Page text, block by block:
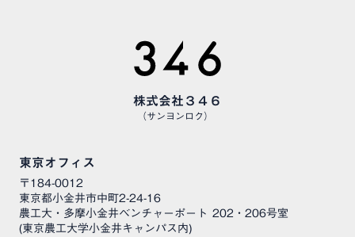
株式会社３４６
（サンヨンロク）
東京オフィス
〒184-0012
東京都小金井市中町2-24-16
農工大・多摩小金井ベンチャーポート 202・206号室
(東京農工大学小金井キャンパス内)